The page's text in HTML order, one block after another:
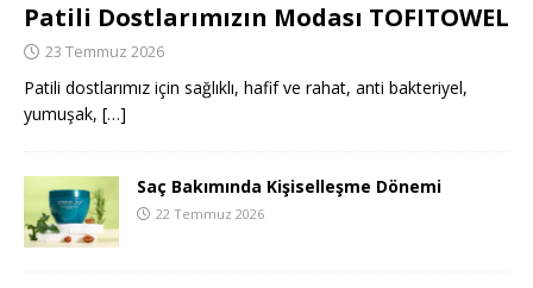
Patili Dostlarımızın Modası TOFITOWEL
23 Temmuz 2026
Patili dostlarımız için sağlıklı, hafif ve rahat, anti bakteriyel,
yumuşak, […]
Saç Bakımında Kişiselleşme Dönemi
22 Temmuz 2026